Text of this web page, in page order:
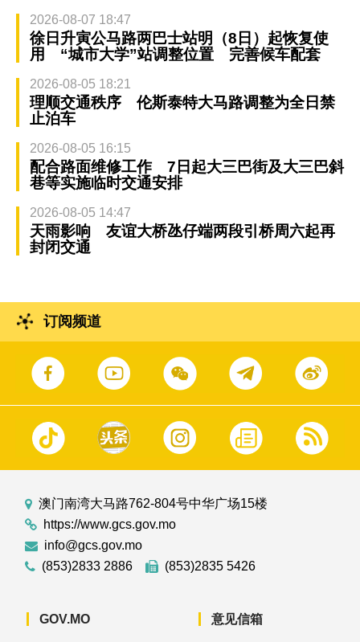
2026-08-07 18:47
徐日升寅公马路两巴士站明（8日）起恢复使
用 “城市大学”站调整位置 完善候车配套
2026-08-05 18:21
理顺交通秩序 伦斯泰特大马路调整为全日禁
止泊车
2026-08-05 16:15
配合路面维修工作 7日起大三巴街及大三巴斜
巷等实施临时交通安排
2026-08-05 14:47
天雨影响 友谊大桥氹仔端两段引桥周六起再
封闭交通
订阅频道
澳门南湾大马路762-804号中华广场15楼
https://www.gcs.gov.mo
info@gcs.gov.mo
(853)2833 2886
(853)2835 5426
GOV.MO 意见信箱